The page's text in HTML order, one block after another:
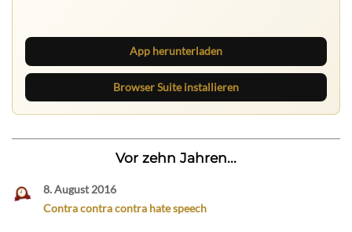
App herunterladen
Browser Suite installieren
Vor zehn Jahren...
8. August 2016
Contra contra contra hate speech